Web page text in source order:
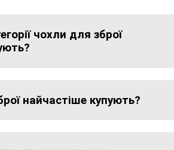
чохли для зброї
найчастіше купують?